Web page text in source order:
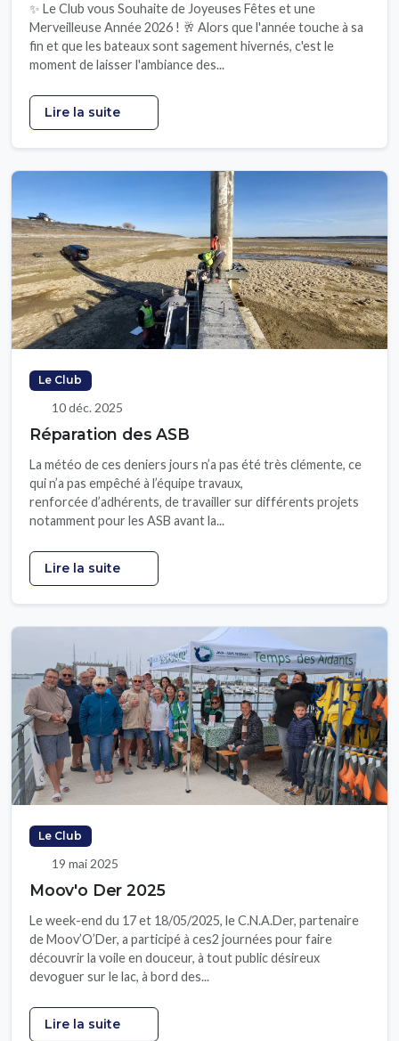
✨ Le Club vous Souhaite de Joyeuses Fêtes et une
Merveilleuse Année 2026 ! 🥂 Alors que l'année touche à sa
fin et que les bateaux sont sagement hivernés, c'est le
moment de laisser l'ambiance des...
Lire la suite
Le Club
10 déc. 2025
Réparation des ASB
La météo de ces deniers jours n’a pas été très clémente, ce
qui n’a pas empêché à l’équipe travaux,
renforcée d’adhérents, de travailler sur différents projets
notamment pour les ASB avant la...
Lire la suite
Le Club
19 mai 2025
Moov'o Der 2025
Le week-end du 17 et 18/05/2025, le C.N.A.Der, partenaire
de Moov’O’Der, a participé à ces2 journées pour faire
découvrir la voile en douceur, à tout public désireux
devoguer sur le lac, à bord des...
Lire la suite